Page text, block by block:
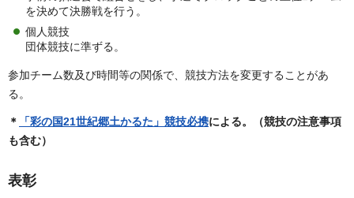
を決めて決勝戦を行う。
個人競技
団体競技に準ずる。
参加チーム数及び時間等の関係で、競技方法を変更することがあ
る。
＊ 「彩の国21世紀郷土かるた」競技必携による。（競技の注意事項
も含む）
表彰